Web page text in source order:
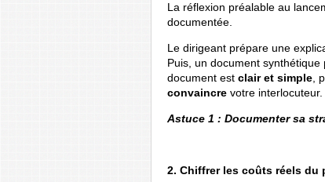
La réflexion préalable au
documentée.
Le dirigeant prépare une
Puis, un document
document est clair et simple ,
convaincre votre interlocuteur.
Astuce 1 : Documenter sa
2. Chiffrer les coûts réels du